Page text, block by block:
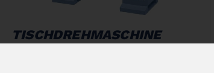
TISCHDREHMASCHINE